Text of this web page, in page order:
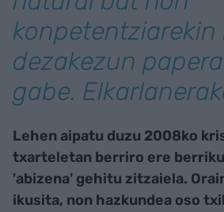
konpetentziarekin
dezakezun
gabe.
Lehen aipatu duzu 2008ko
txarteletan berriro ere
'abizena' gehitu zitzaiela.
ikusita, non hazkundea oso